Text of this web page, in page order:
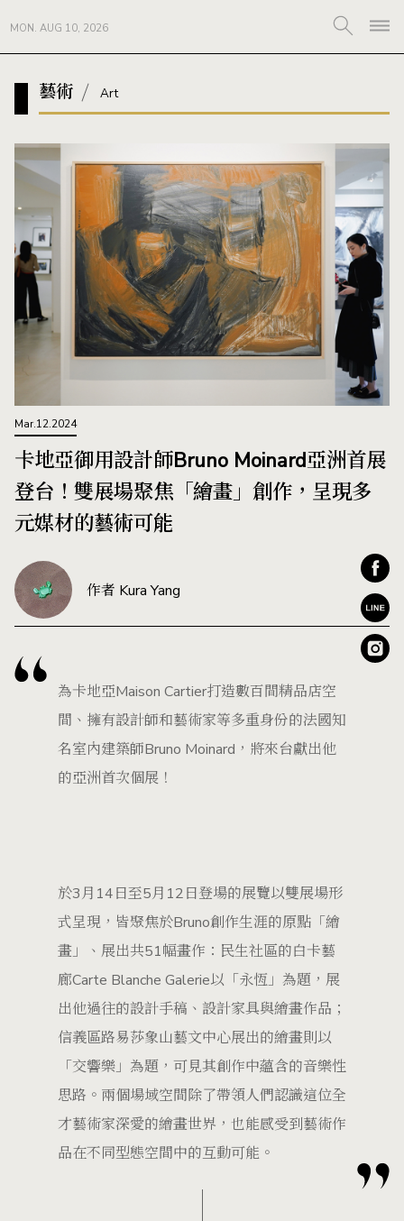
MON. AUG 10, 2026
藝術 Art
Mar.12.2024
卡地亞御用設計師Bruno Moinard亞洲首展
登台！雙展場聚焦「繪畫」創作，呈現多
元媒材的藝術可能
作者 Kura Yang
為卡地亞Maison Cartier打造數百間精品店空
間、擁有設計師和藝術家等多重身份的法國知
名室內建築師Bruno Moinard，將來台獻出他
的亞洲首次個展！
於3月14日至5月12日登場的展覽以雙展場形
式呈現，皆聚焦於Bruno創作生涯的原點「繪
畫」、展出共51幅畫作：民生社區的白卡藝
廊Carte Blanche Galerie以「永恆」為題，展
出他過往的設計手稿、設計家具與繪畫作品；
信義區路易莎象山藝文中心展出的繪畫則以
「交響樂」為題，可見其創作中蘊含的音樂性
思路。兩個場域空間除了帶領人們認識這位全
才藝術家深愛的繪畫世界，也能感受到藝術作
品在不同型態空間中的互動可能。